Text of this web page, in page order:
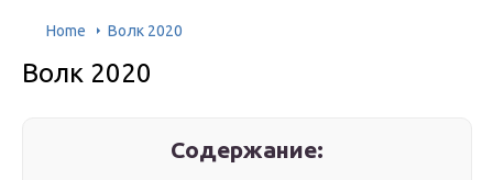
Home Волк 2020
Волк 2020
Содержание: